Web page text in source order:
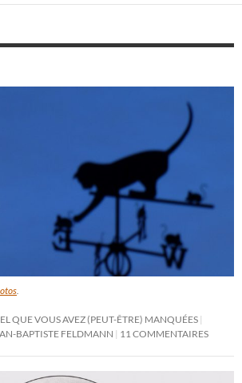
.
QUE VOUS AVEZ (PEUT-ÊTRE) MANQUÉES
BAPTISTE FELDMANN 11 COMMENTAIRES